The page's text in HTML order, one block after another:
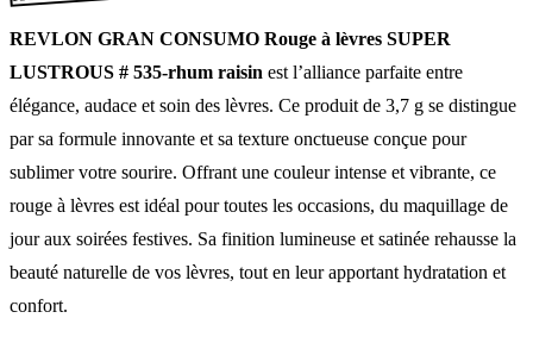
REVLON GRAN CONSUMO Rouge à lèvres SUPER
LUSTROUS # 535-rhum raisin est l’alliance parfaite entre
élégance, audace et soin des lèvres. Ce produit de 3,7 g se distingue
par sa formule innovante et sa texture onctueuse conçue pour
sublimer votre sourire. Offrant une couleur intense et vibrante, ce
rouge à lèvres est idéal pour toutes les occasions, du maquillage de
jour aux soirées festives. Sa finition lumineuse et satinée rehausse la
beauté naturelle de vos lèvres, tout en leur apportant hydratation et
confort.